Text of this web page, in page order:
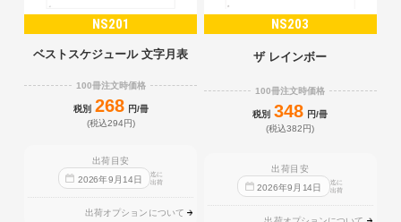
NS201
ベストスケジュール 文字月表
100冊注文時価格
税別 268 円/冊
(税込294円)
出荷目安
2026年9 月 14日
迄に
出荷
出荷オプションについて
NS203
ザ レインボー
100冊注文時価格
税別 348 円/冊
(税込382円)
出荷目安
2026年9 月 14日
迄に
出荷